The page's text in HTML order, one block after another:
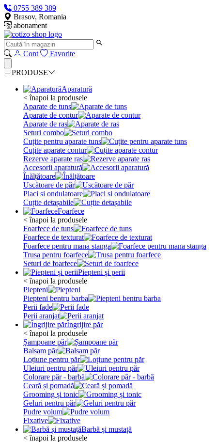
0755 389 389
Brasov, Romania
abonament
Cont Favorite
PRODUSE
Aparatură
< înapoi la produsele
Aparate de tuns
Aparate de contur
Aparate de ras
Seturi combo
Cuțite pentru aparate tuns
Cuțite aparate contur
Rezerve aparate ras
Accesorii aparatură
Înălțătoare
Uscătoare de păr
Placi si ondulatoare
Cuțite detașabile
Foarfece
< înapoi la produsele
Foarfece de tuns
Foarfece de texturat
Foarfece pentru mana stanga
Trusa pentru foarfece
Seturi de foarfece
Piepteni și perii
< înapoi la produsele
Piepteni
Piepteni bentru barba
Perii fade
Perii aranjat
Îngrijire păr
< înapoi la produsele
Șampoane păr
Balsam păr
Loțiune pentru păr
Uleiuri pentru păr
Colorare păr - barbă
Ceară și pomadă
Grooming și tonic
Geluri pentru păr
Pudre volum
Fixative
Barbă și mustață
< înapoi la produsele